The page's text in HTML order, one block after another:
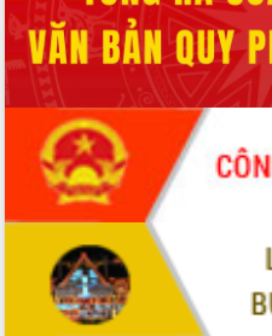
Bầu cử Quốc hội và HĐND: Cử tri Đắk
Lắk gửi gắm niềm tin, kỳ vọng vào lá
phiếu
Đắk Lắk sẵn sàng các điều kiện cho
Ngày hội bầu cử đại biểu Quốc hội
khóa XVI và HĐND các cấp nhiệm kỳ
2026-2031
Đảm bảo cuộc bầu cử đại biểu Quốc
hội và đại biểu HĐND các cấp diễn ra
an toàn, hiệu quả, đúng quy định
Thủ tướng Chính phủ Phạm Minh Chính
kiểm tra, chỉ đạo hoàn thành các dự
án cao tốc và thăm khu tái định cư tại